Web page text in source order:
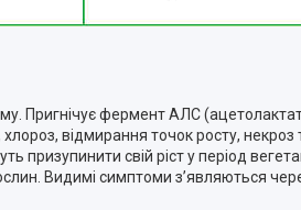
Пригнічує фермент АЛС
відмирання точок росту,
призупинити свій ріст у період
Видимі симптоми з’являються